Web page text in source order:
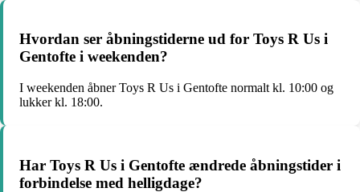
Hvordan ser åbningstiderne ud for Toys R Us i
Gentofte i weekenden?
I weekenden åbner Toys R Us i Gentofte normalt kl. 10:00 og
lukker kl. 18:00.
Har Toys R Us i Gentofte ændrede åbningstider i
forbindelse med helligdage?